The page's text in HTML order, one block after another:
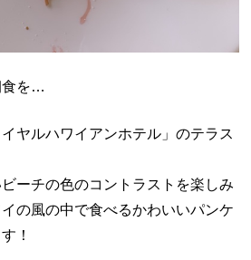
食を…
ヤルハワイアンホテル」のテラス
ーチの色のコントラストを楽しみ
の風の中で食べるかわいいパンケ
！